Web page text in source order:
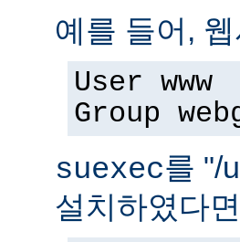
예를 들어,
User www
Group
suexec를 "/
설치하였다